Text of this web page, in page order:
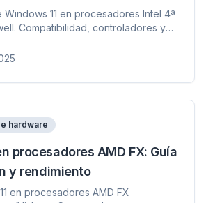
Windows 11 en procesadores Intel 4ª
Compatibilidad, controladores y
hardware
procesadores AMD FX: Guía
y rendimiento
en procesadores AMD FX